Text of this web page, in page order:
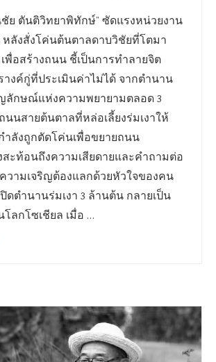
ชัย ตันติวิทยาพิทักษ์” ซัดแรงหน่วยงาน
ลังสั่งโค่นต้นตาลดาบวิชัยที่โตมา
พื่อสร้างถนน ชี้เป็นการทำลายจิต
ค์กู่ที่ประเมินค่าไม่ได้ จากตำนาน
ลักษณ์แห่งความพยายามตลอด 3
นสายต้นตาลที่หล่อเลี้ยงร่มเงาให้
ำลังถูกตัดโค่นเพื่อขยายถนน
สะท้อนถึงความเสียดายและคำถามต่อ
วามเจริญต้องแลกด้วยหัวใจของคน
ดตำนานร่มเงา 3 ล้านต้น กลายเป็น
ลกโซเชียล เมื่อ …